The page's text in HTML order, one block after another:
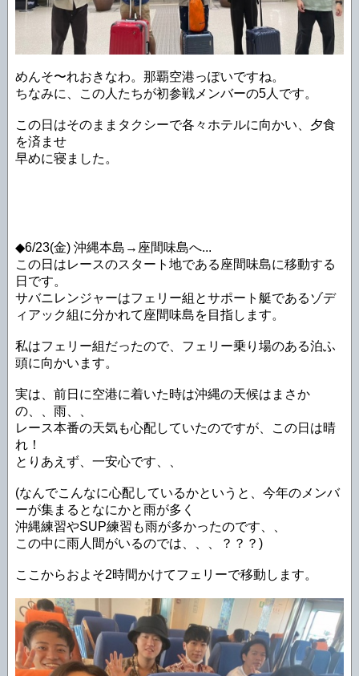
めんそ〜れおきなわ。那覇空港っぽいですね。
ちなみに、この人たちが初参戦メンバーの5人です。
この日はそのままタクシーで各々ホテルに向かい、夕食
を済ませ
早めに寝ました。
◆6/23(金) 沖縄本島→座間味島へ...
この日はレースのスタート地である座間味島に移動する
日です。
サバニレンジャーはフェリー組とサポート艇であるゾデ
ィアック組に分かれて座間味島を目指します。
私はフェリー組だったので、フェリー乗り場のある泊ふ
頭に向かいます。
実は、前日に空港に着いた時は沖縄の天候はまさか
の、、雨、、
レース本番の天気も心配していたのですが、この日は晴
れ！
とりあえず、一安心です、、
(なんでこんなに心配しているかというと、今年のメンバ
ーが集まるとなにかと雨が多く
沖縄練習やSUP練習も雨が多かったのです、、
この中に雨人間がいるのでは、、、？？？)
ここからおよそ2時間かけてフェリーで移動します。